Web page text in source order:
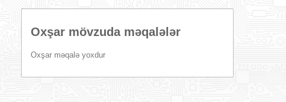
Oxşar mövzuda məqalələr
Oxşar məqalə yoxdur